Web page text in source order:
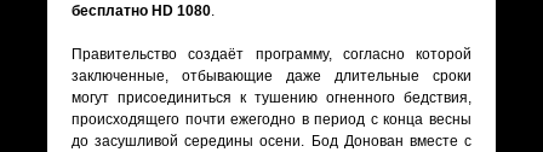
бесплатно HD 1080.
Правительство создаёт программу, согласно которой
заключенные, отбывающие даже длительные сроки
могут присоединиться к тушению огненного бедствия,
происходящего почти ежегодно в период с конца весны
до засушливой середины осени. Бод Донован вместе с